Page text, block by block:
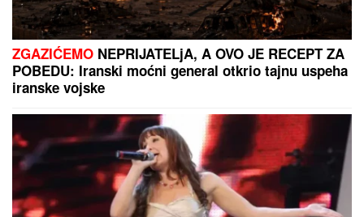
"ZLOČESTA, LJUBOMORNA BABA"Dara Bubamara
UZVRATILA Cakani na prozivke, pa progovorila o
dečku i šokirala komentarom o Seki Aleksić (VIDEO)